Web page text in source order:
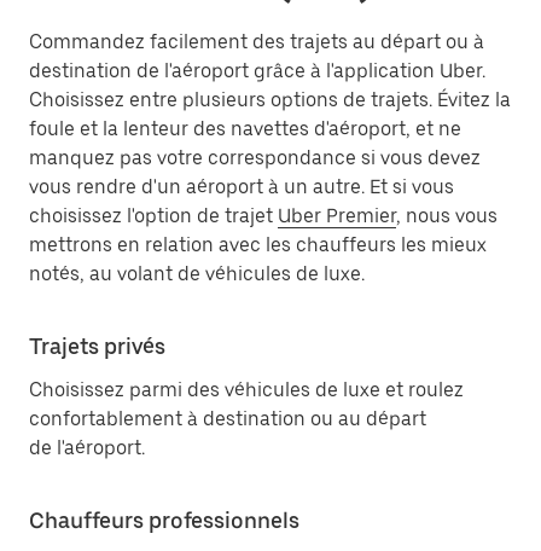
Commandez facilement des trajets au départ ou à
destination de l'aéroport grâce à l'application Uber.
Choisissez entre plusieurs options de trajets. Évitez la
foule et la lenteur des navettes d'aéroport, et ne
manquez pas votre correspondance si vous devez
vous rendre d'un aéroport à un autre. Et si vous
choisissez l'option de trajet Uber Premier, nous vous
mettrons en relation avec les chauffeurs les mieux
notés, au volant de véhicules de luxe.
Trajets privés
Choisissez parmi des véhicules de luxe et roulez
confortablement à destination ou au départ
de l'aéroport.
Chauffeurs professionnels